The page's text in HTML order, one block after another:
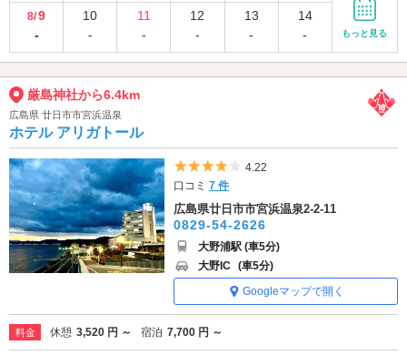
8/9
-
10
-
11
-
12
-
13
-
14
-
もっと見る
厳島神社から6.4km
広島県 廿日市市宮浜温泉
ホテル アリガトール
5つ星のうち4
4.22
口コミ7 件
広島県廿日市市宮浜温泉2-2-11
0829-54-2626
大野浦駅 (車5分)
大野IC (車5分)
Googleマップで開く
料金 休憩 3,520 円 ～ 宿泊 7,700 円 ～